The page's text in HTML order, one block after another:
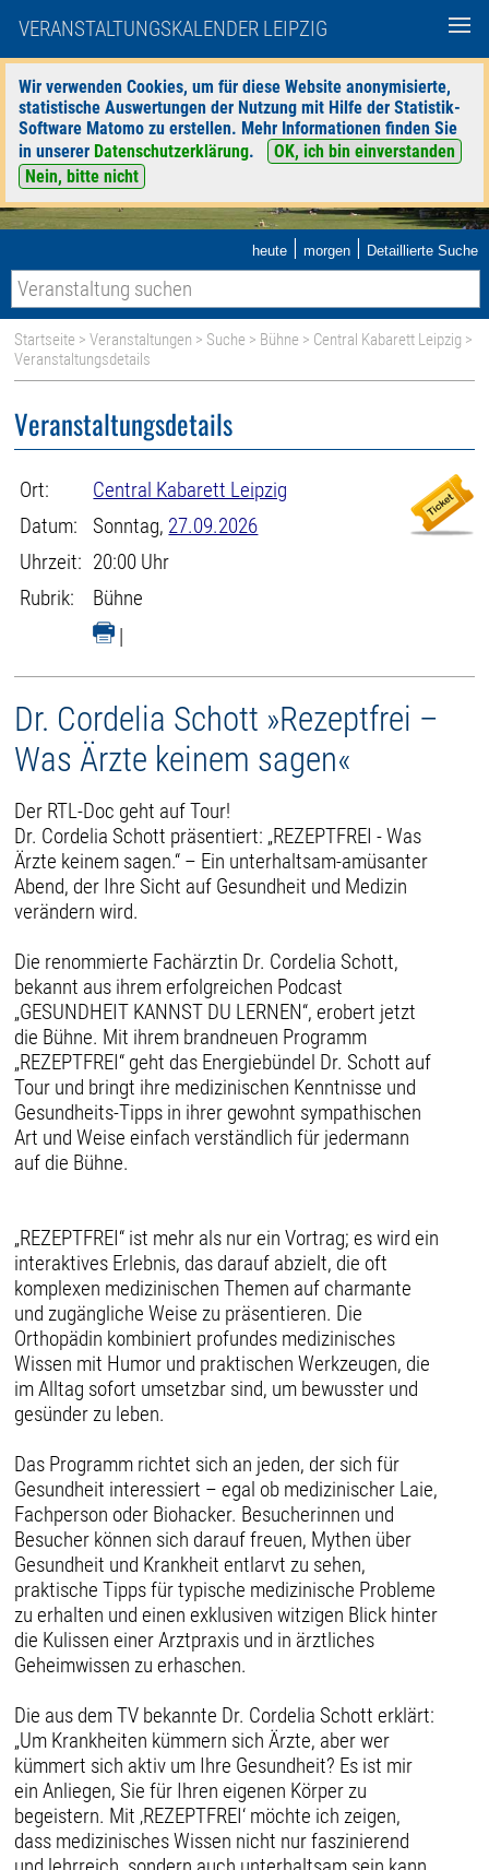
VERANSTALTUNGSKALENDER LEIPZIG
Wir verwenden Cookies, um für diese Website anonymisierte,
statistische Auswertungen der Nutzung mit Hilfe der Statistik-
Software Matomo zu erstellen. Mehr Informationen finden Sie
in unserer Datenschutzerklärung.
OK, ich bin einverstanden
Nein, bitte nicht
heute | morgen | Detaillierte Suche
Startseite >Veranstaltungen > Suche > Bühne > Central Kabarett Leipzig >
Veranstaltungsdetails
Veranstaltungsdetails
Ort:
Central Kabarett Leipzig
Datum:
Sonntag, 27.09.2026
Uhrzeit: 20:00 Uhr
Rubrik:
Bühne
|
Dr. Cordelia Schott »Rezeptfrei –
Was Ärzte keinem sagen«
Der RTL-Doc geht auf Tour!
Dr. Cordelia Schott präsentiert: „REZEPTFREI - Was
Ärzte keinem sagen.“ – Ein unterhaltsam-amüsanter
Abend, der Ihre Sicht auf Gesundheit und Medizin
verändern wird.
Die renommierte Fachärztin Dr. Cordelia Schott,
bekannt aus ihrem erfolgreichen Podcast
„GESUNDHEIT KANNST DU LERNEN“, erobert jetzt
die Bühne. Mit ihrem brandneuen Programm
„REZEPTFREI“ geht das Energiebündel Dr. Schott auf
Tour und bringt ihre medizinischen Kenntnisse und
Gesundheits-Tipps in ihrer gewohnt sympathischen
Art und Weise einfach verständlich für jedermann
auf die Bühne.
„REZEPTFREI“ ist mehr als nur ein Vortrag; es wird ein
interaktives Erlebnis, das darauf abzielt, die oft
komplexen medizinischen Themen auf charmante
und zugängliche Weise zu präsentieren. Die
Orthopädin kombiniert profundes medizinisches
Wissen mit Humor und praktischen Werkzeugen, die
im Alltag sofort umsetzbar sind, um bewusster und
gesünder zu leben.
Das Programm richtet sich an jeden, der sich für
Gesundheit interessiert – egal ob medizinischer Laie,
Fachperson oder Biohacker. Besucherinnen und
Besucher können sich darauf freuen, Mythen über
Gesundheit und Krankheit entlarvt zu sehen,
praktische Tipps für typische medizinische Probleme
zu erhalten und einen exklusiven witzigen Blick hinter
die Kulissen einer Arztpraxis und in ärztliches
Geheimwissen zu erhaschen.
Die aus dem TV bekannte Dr. Cordelia Schott erklärt:
„Um Krankheiten kümmern sich Ärzte, aber wer
kümmert sich aktiv um Ihre Gesundheit? Es ist mir
ein Anliegen, Sie für Ihren eigenen Körper zu
begeistern. Mit ‚REZEPTFREI‘ möchte ich zeigen,
dass medizinisches Wissen nicht nur faszinierend